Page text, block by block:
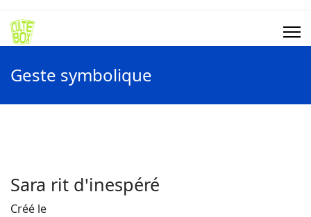
Geste symbolique
Sara rit d'inespéré
Créé le